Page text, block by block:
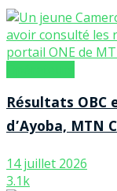
Résultats OBC
d’Ayoba, MTN
14 juillet 2026
3.1k